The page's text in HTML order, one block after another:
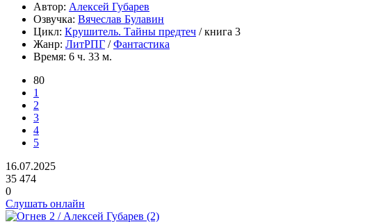
Автор: Алексей Губарев
Озвучка: Вячеслав Булавин
Цикл: Крушитель. Тайны предтеч / книга 3
Жанр: ЛитРПГ /Фантастика
Время: 6 ч. 33 м.
80
1
2
3
4
5
16.07.2025
35 474
0
Слушать онлайн